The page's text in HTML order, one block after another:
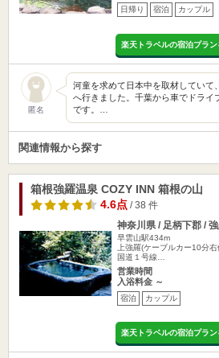
日帰り 宿泊 カップル
楽天トラベルの宿泊プラン
匿名
河童を求めて日本中を取材していて
へ行きました。千葉から車でドライ
です。…
関連情報から探す
箱根強羅温泉 COZY INN 箱根の山
4.6点 / 38 件
神奈川県 / 足柄下郡 /
早雲山駅434m
上強羅(ケーブルカー10分
国道１号線…
営業時間
入浴料金 ～
宿泊 カップル
楽天トラベルの宿泊プラン